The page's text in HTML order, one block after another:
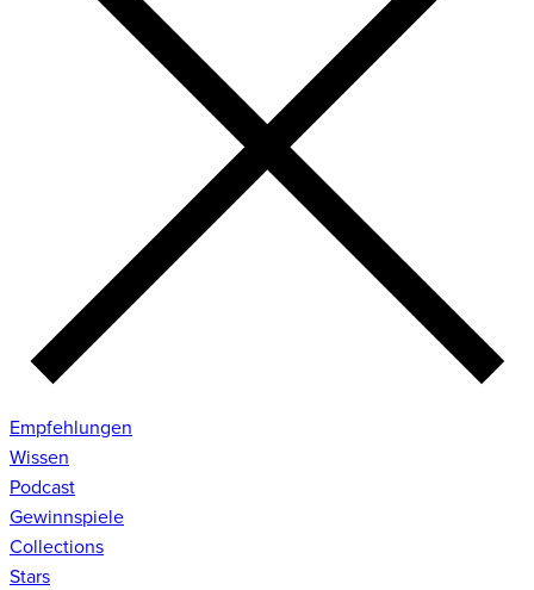
Empfehlungen
Wissen
Podcast
Gewinnspiele
Collections
Stars